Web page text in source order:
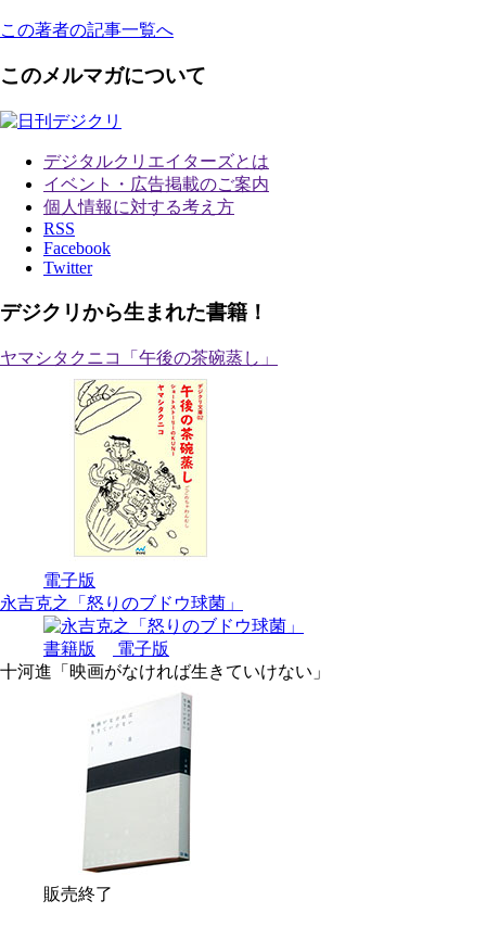
この著者の記事一覧へ
このメルマガについて
デジタルクリエイターズとは
イベント・広告掲載のご案内
個人情報に対する考え方
RSS
Facebook
Twitter
デジクリから生まれた書籍！
ヤマシタクニコ「午後の茶碗蒸し」
電子版
永吉克之「怒りのブドウ球菌」
書籍版
電子版
十河進「映画がなければ生きていけない」
販売終了